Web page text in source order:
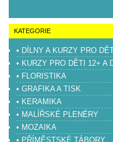
KATEGORIE
• DÍLNY A KURZY PRO
• KURZY PRO DĚTI 12+ A
• FLORISTIKA
• GRAFIKA A TISK
• KERAMIKA
• MALÍŘSKÉ PLENÉRY
• MOZAIKA
• PŘÍMĚSTSKÉ TÁBORY